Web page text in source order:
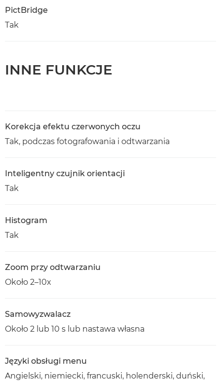
PictBridge
Tak
INNE FUNKCJE
Korekcja efektu czerwonych oczu
Tak, podczas fotografowania i odtwarzania
Inteligentny czujnik orientacji
Tak
Histogram
Tak
Zoom przy odtwarzaniu
Około 2–10x
Samowyzwalacz
Około 2 lub 10 s lub nastawa własna
Języki obsługi menu
Angielski, niemiecki, francuski, holenderski, duński,